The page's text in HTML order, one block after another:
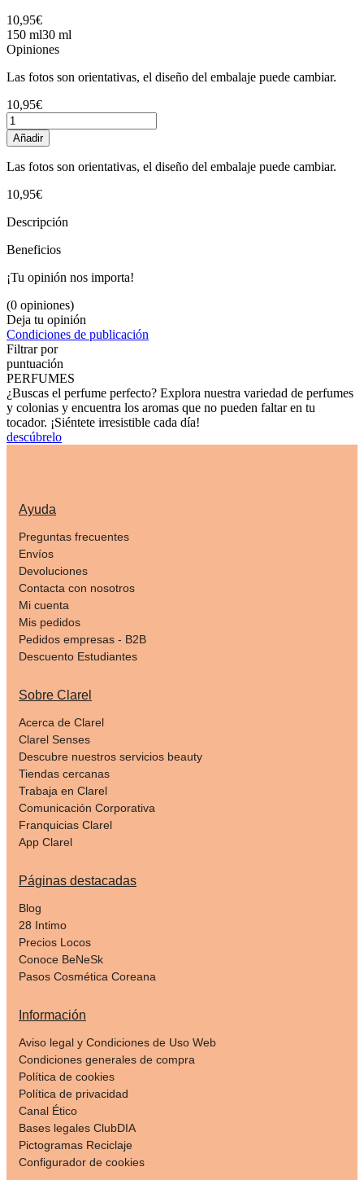
10,95€
150 ml30 ml
Opiniones
Las fotos son orientativas, el diseño del embalaje puede cambiar.
10,95€
Añadir
Las fotos son orientativas, el diseño del embalaje puede cambiar.
10,95€
Descripción
Beneficios
¡Tu opinión nos importa!
(0 opiniones)
Deja tu opinión
Condiciones de publicación
Filtrar por
puntuación
PERFUMES
¿Buscas el perfume perfecto? Explora nuestra variedad de perfumes
y colonias y encuentra los aromas que no pueden faltar en tu
tocador. ¡Siéntete irresistible cada día!
descúbrelo
Ayuda
Preguntas frecuentes
Envíos
Devoluciones
Contacta con nosotros
Mi cuenta
Mis pedidos
Pedidos empresas - B2B
Descuento Estudiantes
Sobre Clarel
Acerca de Clarel
Clarel Senses
Descubre nuestros servicios beauty
Tiendas cercanas
Trabaja en Clarel
Comunicación Corporativa
Franquicias Clarel
App Clarel
Páginas destacadas
Blog
28 Intimo
Precios Locos
Conoce BeNeSk
Pasos Cosmética Coreana
Información
Aviso legal y Condiciones de Uso Web
Condiciones generales de compra
Política de cookies
Política de privacidad
Canal Ético
Bases legales ClubDIA
Pictogramas Reciclaje
Configurador de cookies